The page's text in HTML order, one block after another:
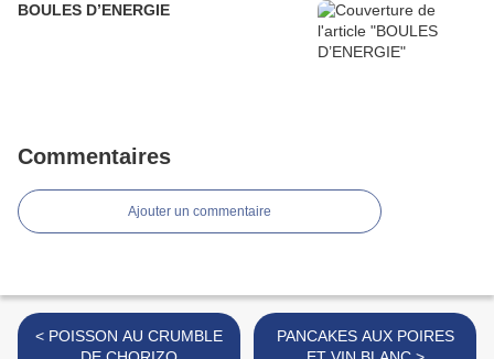
BOULES D’ENERGIE
Commentaires
Ajouter un commentaire
< POISSON AU CRUMBLE
PANCAKES AUX POIRES